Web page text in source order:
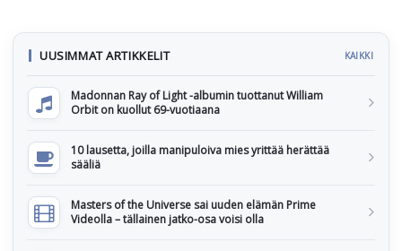
UUSIMMAT ARTIKKELIT KAIKKI
Madonnan Ray of Light -albumin tuottanut William
Orbit on kuollut 69-vuotiaana
10 lausetta, joilla manipuloiva mies yrittää herättää
sääliä
Masters of the Universe sai uuden elämän Prime
Videolla – tällainen jatko-osa voisi olla